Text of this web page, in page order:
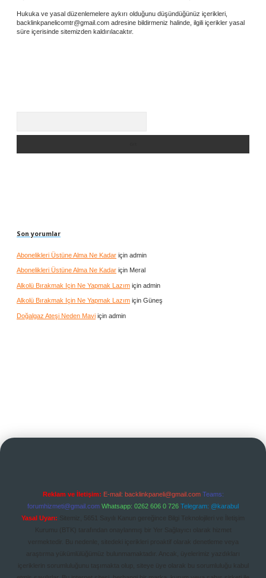
Hukuka ve yasal düzenlemelere aykırı olduğunu düşündüğünüz içerikleri,
backlinkpanelicomtr@gmail.com adresine bildirmeniz halinde, ilgili içerikler yasal
süre içerisinde sitemizden kaldırılacaktır.
Son yorumlar
Abonelikleri Üstüne Alma Ne Kadar için admin
Abonelikleri Üstüne Alma Ne Kadar için Meral
Alkolü Bırakmak Için Ne Yapmak Lazım için admin
Alkolü Bırakmak Için Ne Yapmak Lazım için Güneş
Doğalgaz Ateşi Neden Mavi için admin
Reklam ve İletişim: E-mail: backlinkpaneli@gmail.com Teams:
forumhizmeti@gmail.com Whatsapp: 0262 606 0 726 Telegram: @karabul
Yasal Uyarı: Sitemiz, 5651 Sayılı Kanun gereğince Bilgi Teknolojileri ve İletişim
Kurumu (BTK) tarafından onaylanmış bir Yer Sağlayıcı olarak hizmet
vermektedir. Bu nedenle, sitedeki içerikleri proaktif olarak denetleme veya
araştırma yükümlülüğümüz bulunmamaktadır. Ancak, üyelerimiz yazdıkları
içeriklerin sorumluluğunu taşımakta olup, siteye üye olarak bu sorumluluğu kabul